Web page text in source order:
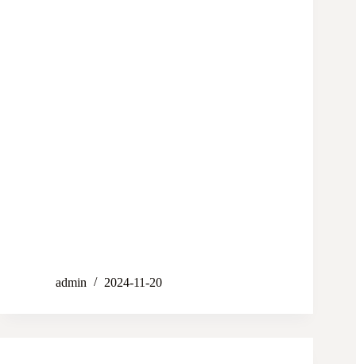
admin 2024-11-20